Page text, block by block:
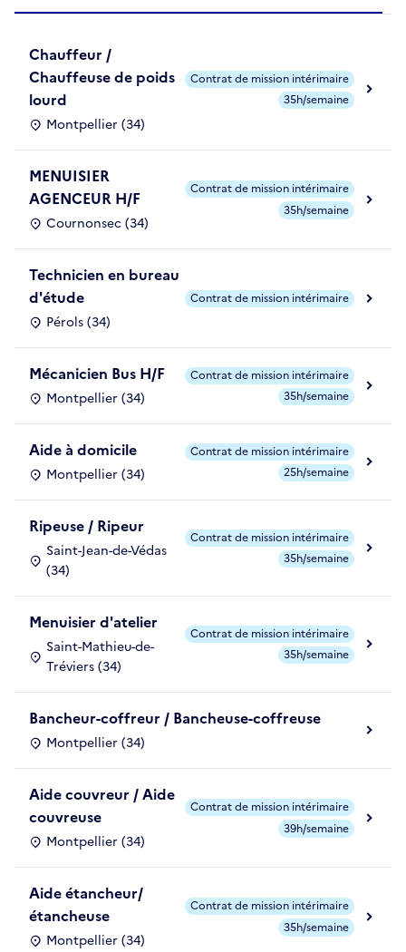
Chauffeur /
Chauffeuse de poids
lourd
Montpellier (34)
Contrat de mission intérimaire
35h/semaine
MENUISIER
AGENCEUR H/F
Cournonsec (34)
Contrat de mission intérimaire
35h/semaine
Technicien en bureau
d'étude
Pérols (34)
Contrat de mission intérimaire
Mécanicien Bus H/F
Montpellier (34)
Contrat de mission intérimaire
35h/semaine
Aide à domicile
Montpellier (34)
Contrat de mission intérimaire
25h/semaine
Ripeuse / Ripeur
Saint-Jean-de-Védas
(34)
Contrat de mission intérimaire
35h/semaine
Menuisier d'atelier
Saint-Mathieu-de-
Tréviers (34)
Contrat de mission intérimaire
35h/semaine
Bancheur-coffreur / Bancheuse-coffreuse
Montpellier (34)
Aide couvreur / Aide
couvreuse
Montpellier (34)
Contrat de mission intérimaire
39h/semaine
Aide étancheur/
étancheuse
Montpellier (34)
Contrat de mission intérimaire
35h/semaine